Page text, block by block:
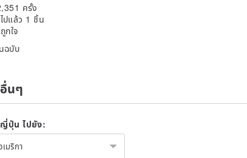
ครั้ง
ปแล้ว 1 ชิ้น
กใจ
ฉบับ
นๆ
ปุ่น ไปยัง:
มริกา